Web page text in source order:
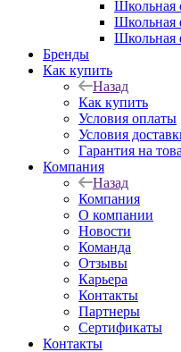
Школьная
Школьная
Школьная
Бренды
Как купить
Назад
Как купить
Условия оплаты
Условия
Гарантия на
Компания
Назад
Компания
О компании
Новости
Команда
Отзывы
Карьера
Контакты
Партнеры
Сертификаты
Контакты